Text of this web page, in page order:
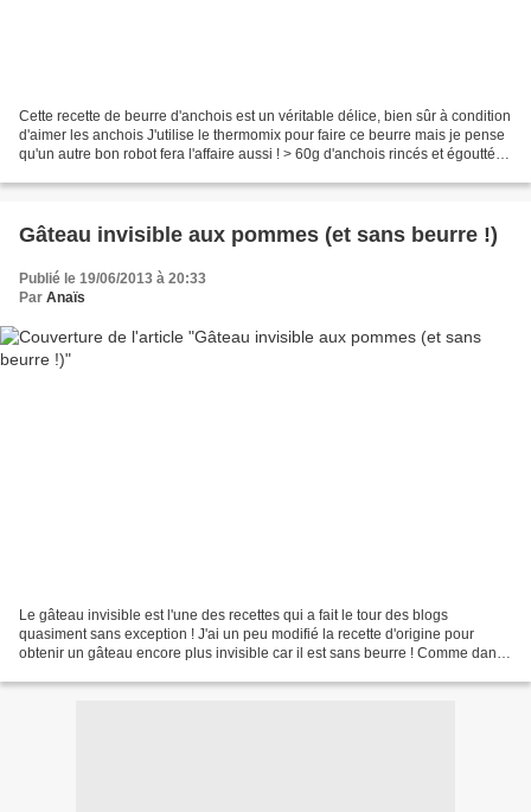
Cette recette de beurre d'anchois est un véritable délice, bien sûr à condition
d'aimer les anchois J'utilise le thermomix pour faire ce beurre mais je pense
qu'un autre bon robot fera l'affaire aussi ! > 60g d'anchois rincés et égouttés
Gâteau invisible aux pommes (et sans beurre !)
Publié le 19/06/2013 à 20:33
Par Anaïs
Le gâteau invisible est l'une des recettes qui a fait le tour des blogs
quasiment sans exception ! J'ai un peu modifié la recette d'origine pour
obtenir un gâteau encore plus invisible car il est sans beurre ! Comme dans